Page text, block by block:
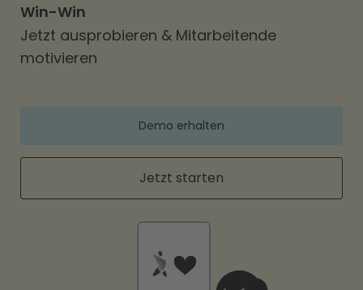
Win-Win
Jetzt ausprobieren & Mitarbeitende
motivieren
Demo erhalten
Jetzt starten